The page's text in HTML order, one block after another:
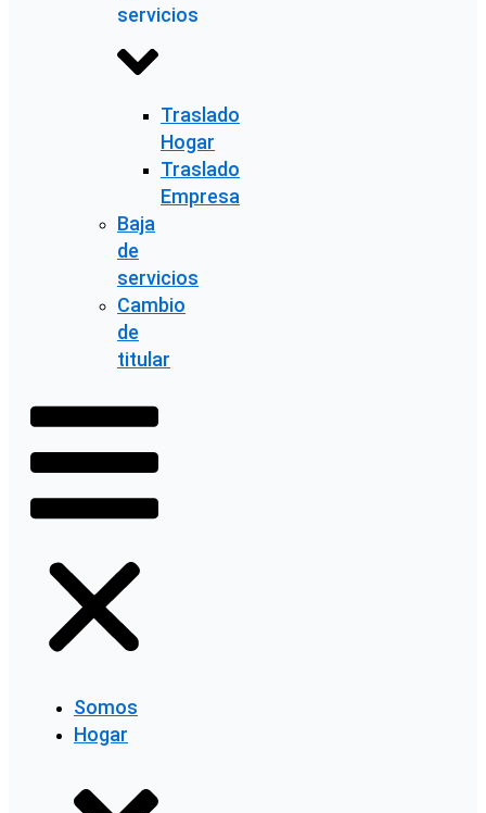
servicios
Traslado
Hogar
Traslado
Empresa
Baja
de
servicios
Cambio
de
titular
Somos
Hogar